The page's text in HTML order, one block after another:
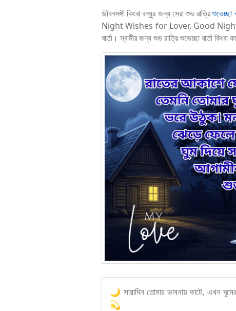
জীবনসঙ্গী কিংবা বন্ধুর জন্য সেরা শুভ রাত্রিশুভেচ্ছা
Night Wishes for Lover, Good Night
বার্তা। স্বামীর জন্য শুভ রাত্রি শুভেচ্ছা বার্তা
🌙 সারাদিন তোমার ভাবনায় কাটে, এখন
💫